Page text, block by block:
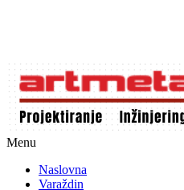
Menu
Naslovna
Varaždin